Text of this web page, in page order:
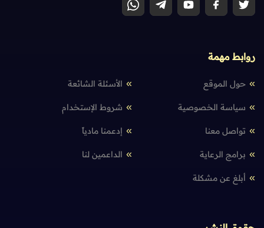
روابط مهمة
حول الموقع الأسئلة الشائعة
سياسة الخصوصية شروط الإستخدام
تواصل معنا إدعمنا مادياً
برامج الرعاية الداعمين لنا
أبلغ عن مشكلة